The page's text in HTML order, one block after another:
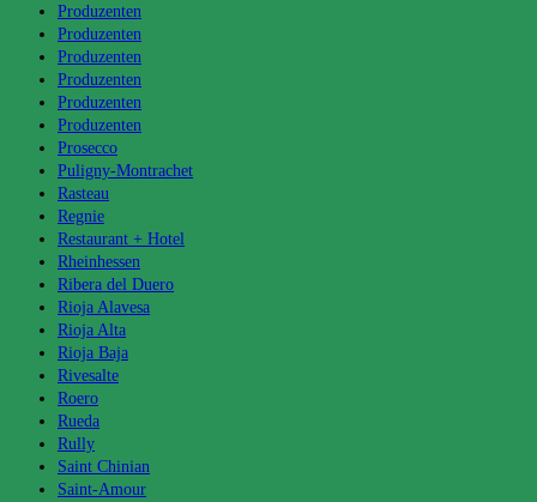
Produzenten
Produzenten
Produzenten
Produzenten
Produzenten
Produzenten
Prosecco
Puligny-Montrachet
Rasteau
Regnie
Restaurant + Hotel
Rheinhessen
Ribera del Duero
Rioja Alavesa
Rioja Alta
Rioja Baja
Rivesalte
Roero
Rueda
Rully
Saint Chinian
Saint-Amour